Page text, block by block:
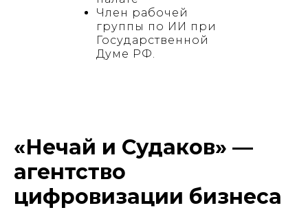
Член рабочей
группы по ИИ при
Государственной
Думе РФ.
«Нечай и Судаков» —
агентство
цифровизации бизнеса